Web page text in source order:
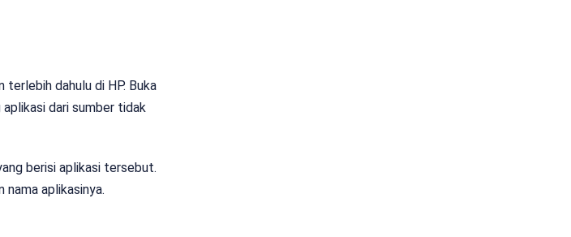
dahulu di HP. Buka
aplikasi dari sumber tidak
berisi aplikasi tersebut.
aplikasinya.